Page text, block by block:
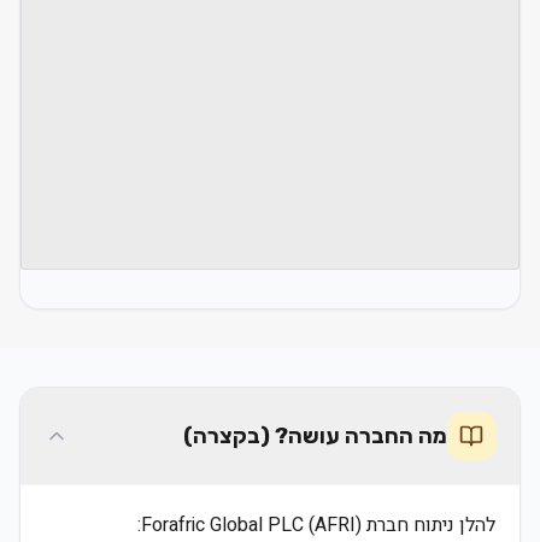
מה החברה עושה? (בקצרה)
להלן ניתוח חברת Forafric Global PLC (AFRI):